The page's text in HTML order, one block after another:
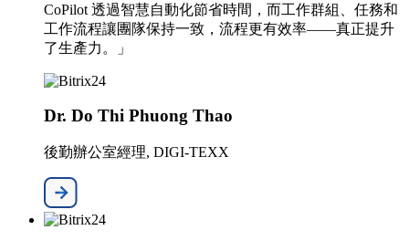
CoPilot 透過智慧自動化節省時間，而工作群組、任務和
工作流程讓團隊保持一致，流程更有效率——真正提升
了生產力。」
Dr. Do Thi Phuong Thao
後勤辦公室經理, DIGI-TEXX